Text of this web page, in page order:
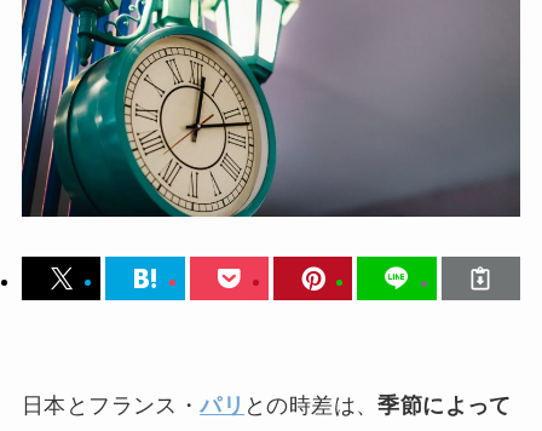
日本とフランス・パリ との時差は、季節によって